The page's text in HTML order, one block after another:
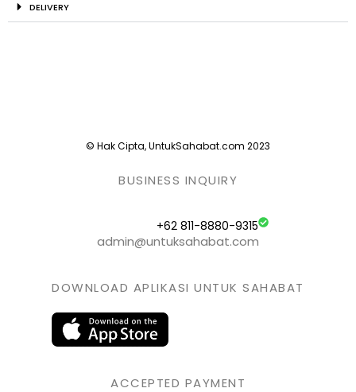
DELIVERY
© Hak Cipta, UntukSahabat.com 2023
BUSINESS INQUIRY
+62 811-8880-9315
admin@untuksahabat.com
DOWNLOAD APLIKASI UNTUK SAHABAT
ACCEPTED PAYMENT